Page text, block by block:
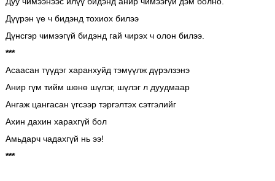
Дүүрэн үе ч бидэнд тохиох билээ
Дүнсгэр чимээгүй бидэнд гай чирэх ч олон билээ.
***
Асаасан түүдэг харанхуйд тэмүүлж дүрэлзэнэ
Анир гүм тийм шөнө шүлэг, шүлэг л дуудмаар
Ангаж цангасан үгсээр тэргэлтэх сэтгэлийг
Ахин дахин харахгүй бол
Амьдарч чадахгүй нь ээ!
***